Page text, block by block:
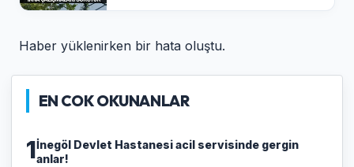
Haber yüklenirken bir hata oluştu.
EN COK OKUNANLAR
1İnegöl Devlet Hastanesi acil servisinde gergin
anlar!